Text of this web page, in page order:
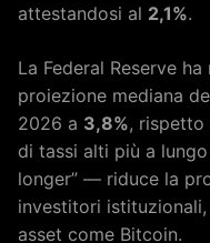
attestandosi al 2,1%.
La Federal Reserve
proiezione mediana
2026 a 3,8%, rispetto
di tassi alti più a
longer” — riduce la
investitori
asset come Bitcoin.